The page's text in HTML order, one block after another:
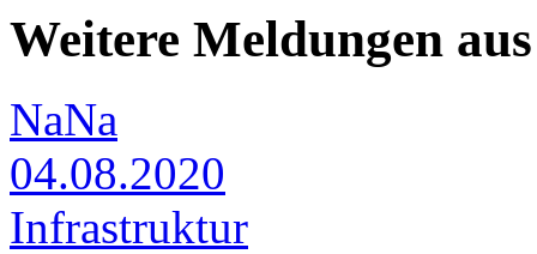
Weitere Meldungen
NaNa
04.08.2020
Infrastruktur